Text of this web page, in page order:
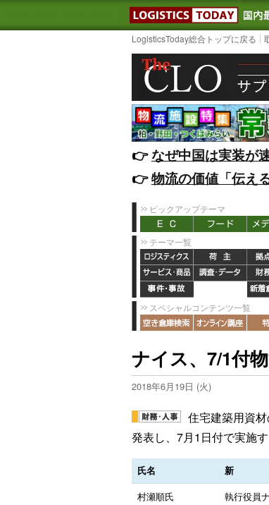
LogisticsToday総合トップに戻る
👉️なぜ中国は実装が
👉️物流の価値「伝え
ピックアップテーマ
テーマ一覧
スペシャルコンテンツ一覧
ナイス、7/1付
2018年6月19日 (火)
住宅建築用資
発表し、7月1日付で実施
氏名 新
村瀬順氏 執行役員